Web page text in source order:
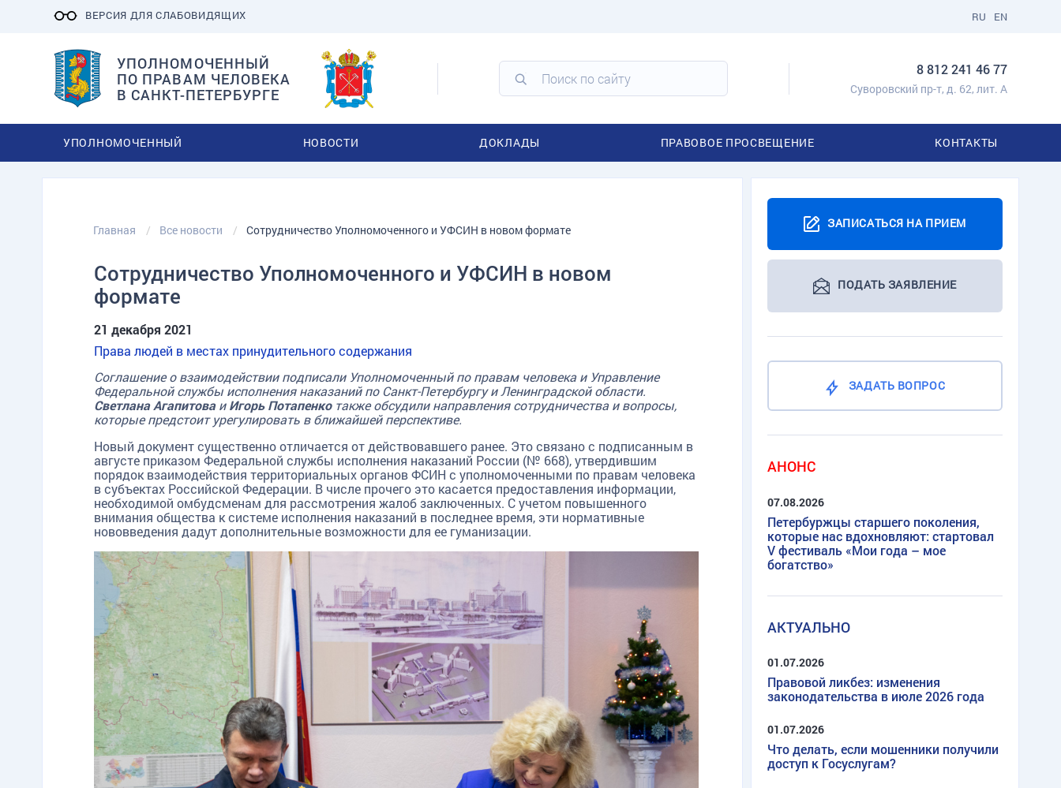
ВЕРСИЯ ДЛЯ СЛАБОВИДЯЩИХ EN
RU
УПОЛНОМОЧЕННЫЙ
ПО ПРАВАМ ЧЕЛОВЕКА
В САНКТ-ПЕТЕРБУРГЕ
8 812 241 46 77
Суворовский пр-т, д. 62, лит. А
УПОЛНОМОЧЕННЫЙ НОВОСТИ ДОКЛАДЫ ПРАВОВОЕ ПРОСВЕЩЕНИЕ КОНТАКТЫ
Главная Все новости Сотрудничество Уполномоченного и УФСИН в новом формате
Сотрудничество Уполномоченного и УФСИН в новом
формате
21 декабря 2021
Права людей в местах принудительного содержания
Соглашение о взаимодействии подписали Уполномоченный по правам человека и Управление
Федеральной службы исполнения наказаний по Санкт-Петербургу и Ленинградской области.
Светлана АгапитоваиИгорь Потапенко также обсудили направления сотрудничества и вопросы,
которые предстоит урегулировать в ближайшей перспективе.
Новый документ существенно отличается от действовавшего ранее. Это связано с подписанным в
августе приказом Федеральной службы исполнения наказаний России (№ 668), утвердившим
порядок взаимодействия территориальных органов ФСИН с уполномоченными по правам человека
в субъектах Российской Федерации. В числе прочего это касается предоставления информации,
необходимой омбудсменам для рассмотрения жалоб заключенных. С учетом повышенного
внимания общества к системе исполнения наказаний в последнее время, эти нормативные
нововведения дадут дополнительные возможности для ее гуманизации.
ЗАПИСАТЬСЯ НА ПРИЕМ
ПОДАТЬ ЗАЯВЛЕНИЕ
ЗАДАТЬ ВОПРОС
АНОНС
07.08.2026
Петербуржцы старшего поколения,
которые нас вдохновляют: стартовал
V фестиваль «Мои года – мое
богатство»
АКТУАЛЬНО
01.07.2026
Правовой ликбез: изменения
законодательства в июле 2026 года
01.07.2026
Что делать, если мошенники получили
доступ к Госуслугам?